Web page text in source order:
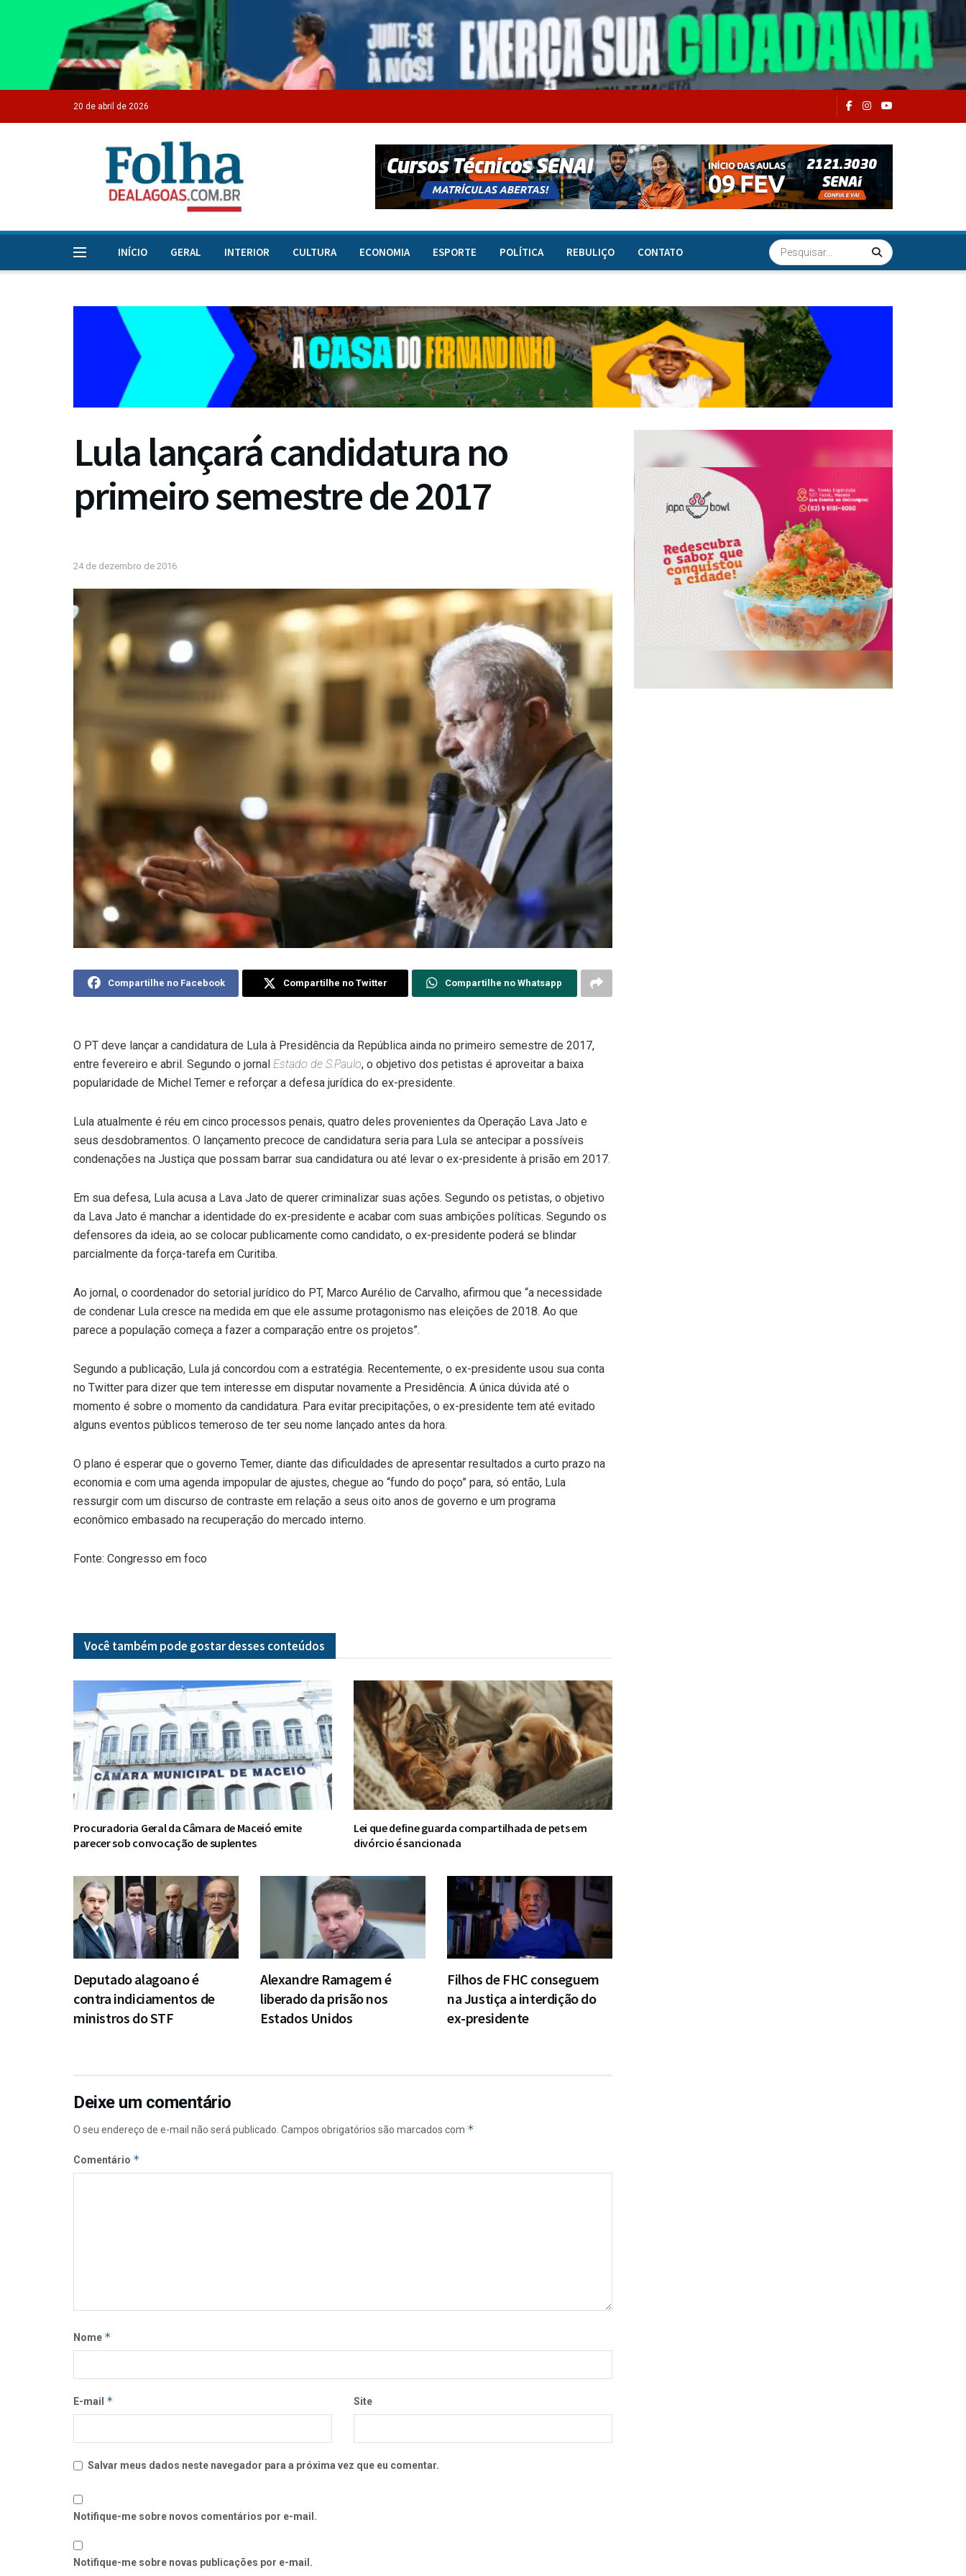
20 de abril de 2026
INÍCIO GERAL INTERIOR CULTURA ECONOMIA ESPORTE POLÍTICA REBULIÇO CONTATO
Lula lançará candidatura no
primeiro semestre de 2017
24 de dezembro de 2016
Compartilhe no Facebook Compartilhe no Twitter Compartilhe no Whatsapp
O PT deve lançar a candidatura de Lula à Presidência da República ainda no primeiro semestre de 2017,
entre fevereiro e abril. Segundo o jornal Estado de S.Paulo, o objetivo dos petistas é aproveitar a baixa
popularidade de Michel Temer e reforçar a defesa jurídica do ex-presidente.
Lula atualmente é réu em cinco processos penais, quatro deles provenientes da Operação Lava Jato e
seus desdobramentos. O lançamento precoce de candidatura seria para Lula se antecipar a possíveis
condenações na Justiça que possam barrar sua candidatura ou até levar o ex-presidente à prisão em 2017.
Em sua defesa, Lula acusa a Lava Jato de querer criminalizar suas ações. Segundo os petistas, o objetivo
da Lava Jato é manchar a identidade do ex-presidente e acabar com suas ambições políticas. Segundo os
defensores da ideia, ao se colocar publicamente como candidato, o ex-presidente poderá se blindar
parcialmente da força-tarefa em Curitiba.
Ao jornal, o coordenador do setorial jurídico do PT, Marco Aurélio de Carvalho, afirmou que “a necessidade
de condenar Lula cresce na medida em que ele assume protagonismo nas eleições de 2018. Ao que
parece a população começa a fazer a comparação entre os projetos”.
Segundo a publicação, Lula já concordou com a estratégia. Recentemente, o ex-presidente usou sua conta
no Twitter para dizer que tem interesse em disputar novamente a Presidência. A única dúvida até o
momento é sobre o momento da candidatura. Para evitar precipitações, o ex-presidente tem até evitado
alguns eventos públicos temeroso de ter seu nome lançado antes da hora.
O plano é esperar que o governo Temer, diante das dificuldades de apresentar resultados a curto prazo na
economia e com uma agenda impopular de ajustes, chegue ao “fundo do poço” para, só então, Lula
ressurgir com um discurso de contraste em relação a seus oito anos de governo e um programa
econômico embasado na recuperação do mercado interno.
Fonte: Congresso em foco
Você também pode gostar desses conteúdos
Procuradoria Geral da Câmara de Maceió emite
parecer sob convocação de suplentes
Lei que define guarda compartilhada de pets em
divórcio é sancionada
Deputado alagoano é
contra indiciamentos de
ministros do STF
Alexandre Ramagem é
liberado da prisão nos
Estados Unidos
Filhos de FHC conseguem
na Justiça a interdição do
ex-presidente
Deixe um comentário
O seu endereço de e-mail não será publicado. Campos obrigatórios são marcados com *
Comentário *
Nome *
E-mail * Site
Salvar meus dados neste navegador para a próxima vez que eu comentar.
Notifique-me sobre novos comentários por e-mail.
Notifique-me sobre novas publicações por e-mail.